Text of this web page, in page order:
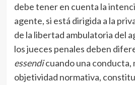
debe tener en cuenta la
agente, si está dirigida a la
de la libertad ambulatoria del
los jueces penales deben
essendicuando una conducta,
objetividad normativa,